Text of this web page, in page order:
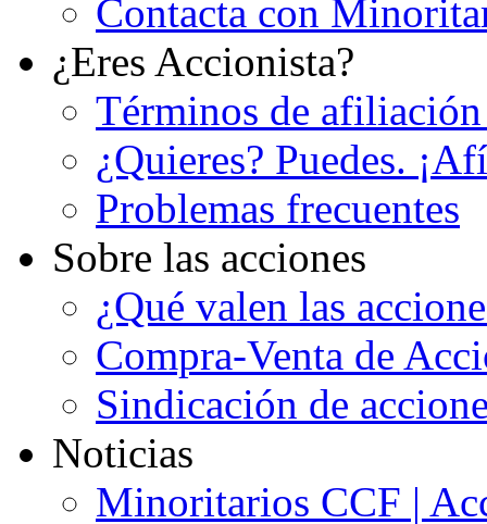
Contacta con
¿Eres Accionista?
Términos de
¿Quieres? Puedes.
Problemas frecuentes
Sobre las acciones
¿Qué valen las
Compra-Venta de
Sindicación de
Noticias
Minoritarios CCF |